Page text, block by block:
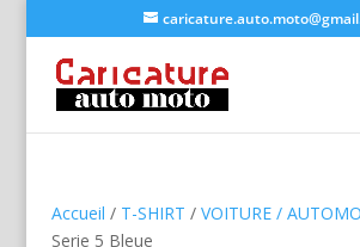
Accueil / T-SHIRT / VOITURE /
Serie 5 Bleue